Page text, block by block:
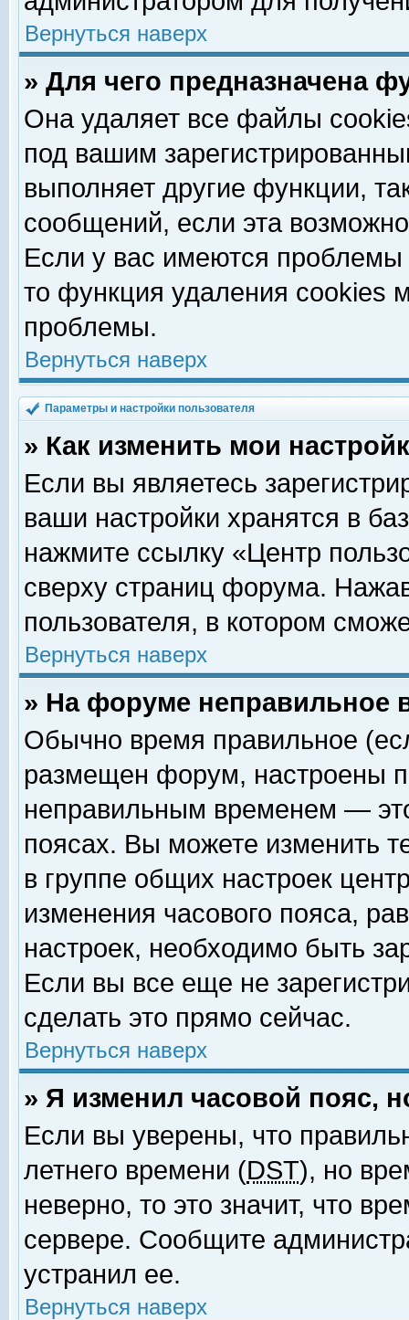
Вернуться наверх
» Для чего предназначена
Она удаляет все файлы
под вашим
выполняет другие функции,
сообщений, если эта
Если у вас имеются
то функция удаления cookies
проблемы.
Вернуться наверх
Параметры и настройки пользователя
» Как изменить мои
Если вы являетесь
ваши настройки хранятся в
нажмите ссылку «Центр
сверху страниц форума.
пользователя, в котором
Вернуться наверх
» На форуме неправильное
Обычно время правильное
размещен форум, настроены
неправильным временем —
поясах. Вы можете изменить
в группе общих настроек
изменения часового пояса,
настроек, необходимо быть
Если вы все еще не
сделать это прямо сейчас.
Вернуться наверх
» Я изменил часовой пояс,
Если вы уверены, что
летнего времени (DST), но
неверно, то это значит, что
сервере. Сообщите
устранил ее.
Вернуться наверх